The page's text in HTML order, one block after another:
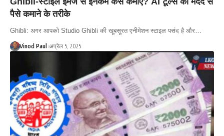
पैसे कमाने के तरीके
Ghibli: अगर आपको Studio Ghibli की खूबसूरत एनीमेशन स्टाइल पसंद है और…
Vinod Paul अप्रैल 5, 2025